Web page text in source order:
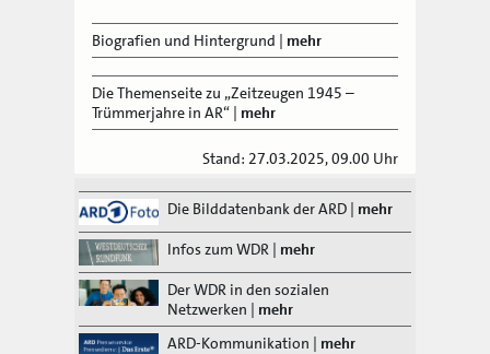
Biografien und Hintergrund mehr
Die Themenseite zu „Zeitzeugen 1945 –
Trümmerjahre in AR“
mehr
Stand: 27.03.2025, 09.00 Uhr
Die Bilddatenbank der ARD mehr
Infos zum WDR | mehr
Der WDR in den sozialen
Netzwerken | mehr
ARD-Kommunikation | mehr